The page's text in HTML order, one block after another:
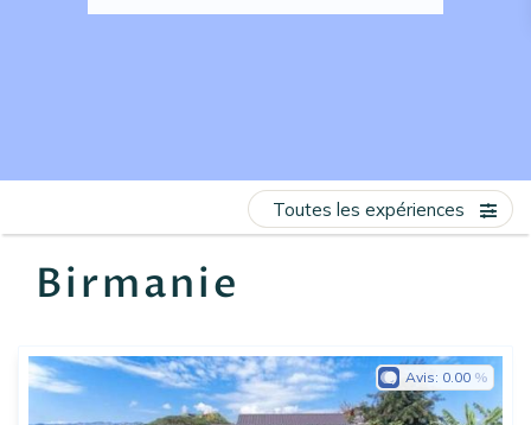
Birmanie
Toutes les expériences
Avis: 0.00